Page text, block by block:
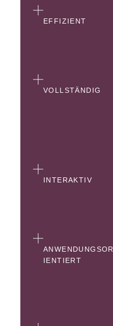
EFFIZIENT
VOLLSTÄNDIG
INTERAKTIV
ANWENDUNGSOR
IENTIERT